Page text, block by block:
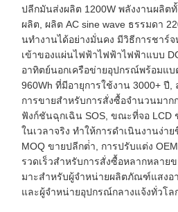
ปลีกมันส่งผลิต 1200W พลังงานผลิต
ผลิต, ผลิต AC sine wave ธรรมดา
นทํางานได้อย่างมั่นคง มีวิธีการชาร์จ
เข้าของแผ่นไฟฟ้าไฟฟ้าไฟฟ้าแบบ
อาทิตย์นอกเครือข่ายอุปกรณ์พร้อมแบ
960Wh ที่มีอายุการใช้งาน 3000+ ปี
การขายสําหรับการสั่งซื้อจํานวนมาก
ฟังก์ชันฉุกเฉิน SOS, ขณะที่จอ LCD
ในเวลาจริง ทําให้การดําเนินงานง่า
MOQ ขายปลีกต่ํา, การปรับแต่ง
รวดเร็วสําหรับการสั่งซื้อหลากหลาย
มาะสําหรับผู้จําหน่ายผลิตภัณฑ์แสงอ
และผู้จําหน่ายอุปกรณ์กลางแจ้งทั่วโล